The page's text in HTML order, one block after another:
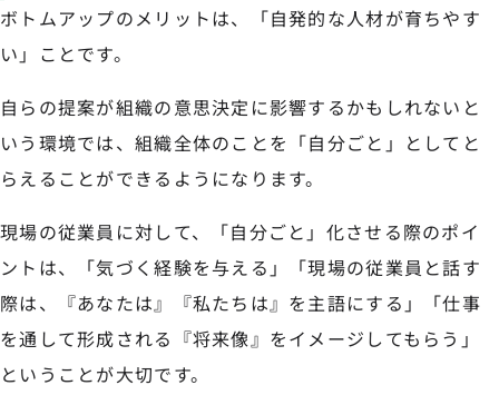
ボトムアップのメリットは、「自発的な人材が育ちやす
い」ことです。
自らの提案が組織の意思決定に影響するかもしれないと
いう環境では、組織全体のことを「自分ごと」としてと
らえることができるようになります。
現場の従業員に対して、「自分ごと」化させる際のポイ
ントは、「気づく経験を与える」「現場の従業員と話す
際は、『あなたは』『私たちは』を主語にする」「仕事
を通して形成される『将来像』をイメージしてもらう」
ということが大切です。